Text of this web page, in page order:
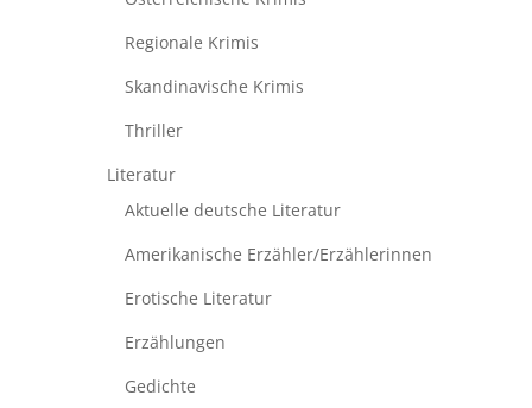
Regionale Krimis
Skandinavische Krimis
Thriller
Literatur
Aktuelle deutsche Literatur
Amerikanische Erzähler/Erzählerinnen
Erotische Literatur
Erzählungen
Gedichte